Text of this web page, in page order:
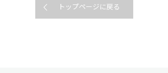
トップページに戻る